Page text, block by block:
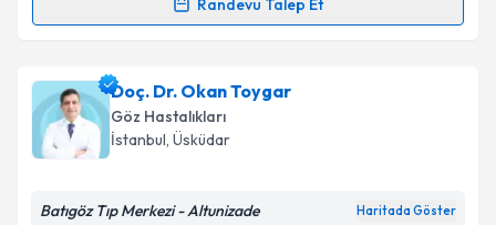
Randevu Talep Et
için bir takvim hazırlandığında e-posta ile
bilgilendireceğiz.
E-posta Adresiniz
Doç. Dr. Okan Toygar
Göz Hastalıkları
İstanbul, Üsküdar
Batıgöz Tıp Merkezi - Altunizade Haritada Göster